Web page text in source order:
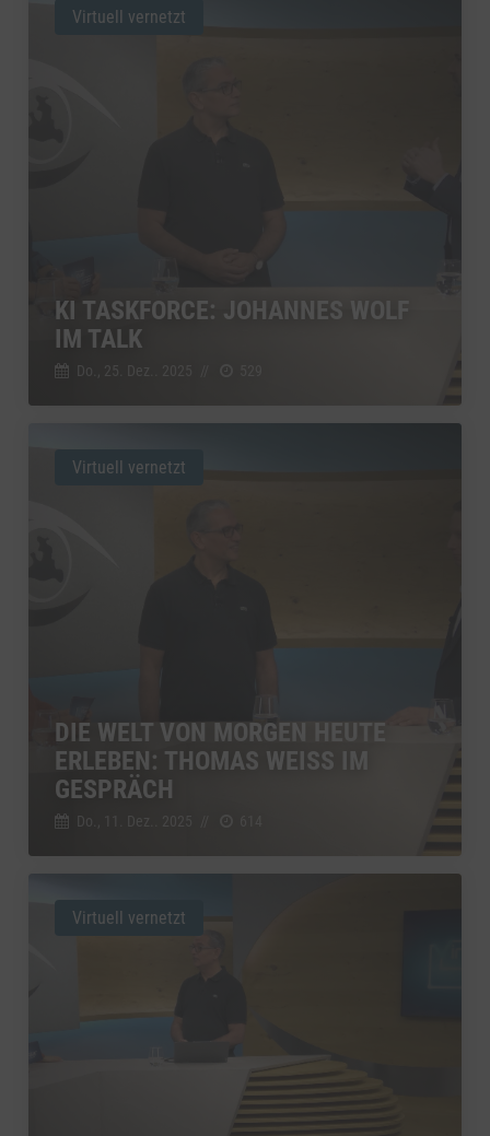
KI TASKFORCE: JOHANNES WOLF
IM TALK
Do., 25. Dez.. 2025
Virtuell vernetzt
DIE WELT VON MORGEN HEUTE
ERLEBEN: THOMAS WEISS IM
GESPRÄCH
Do., 11. Dez.. 2025
Virtuell vernetzt
Virtuell vernetzt